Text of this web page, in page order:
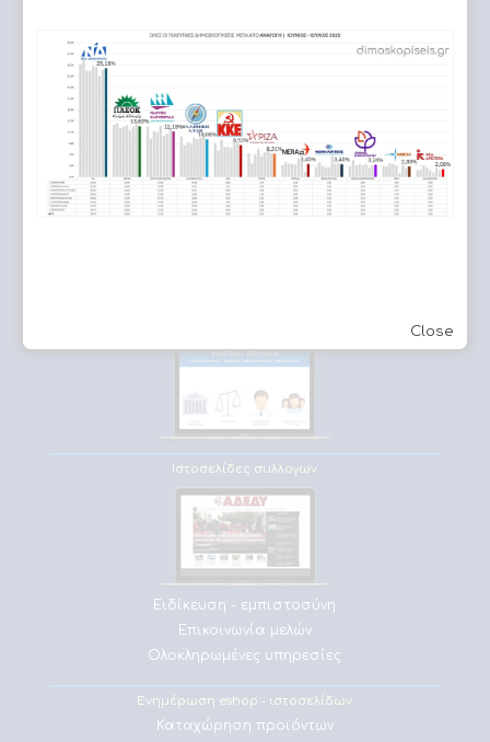
Ιστοσελίδες συλλογων
Ειδίκευση - εμπιστοσύνη
Επικοινωνία μελών
Ολοκληρωμένες υπηρεσίες
Ενημέρωση eshop - ιστοσελίδων
Καταχώρηση προϊόντων
Close